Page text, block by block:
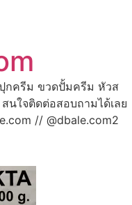
กครีม ขวดปั้มครีม หัวส
นใจติดต่อสอบถามได้เลย
// @dbale.com2